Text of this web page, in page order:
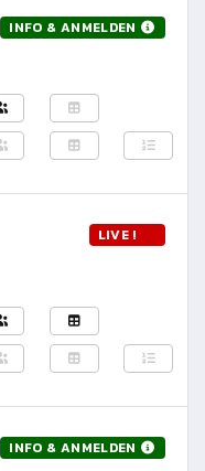
INFO & ANMELDEN
LIVE !
INFO & ANMELDEN